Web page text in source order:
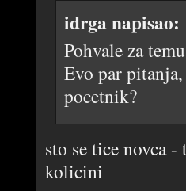
idrga napisao:
Pohvale za
Evo par
pocetnik?
sto se tice novca
kolicini